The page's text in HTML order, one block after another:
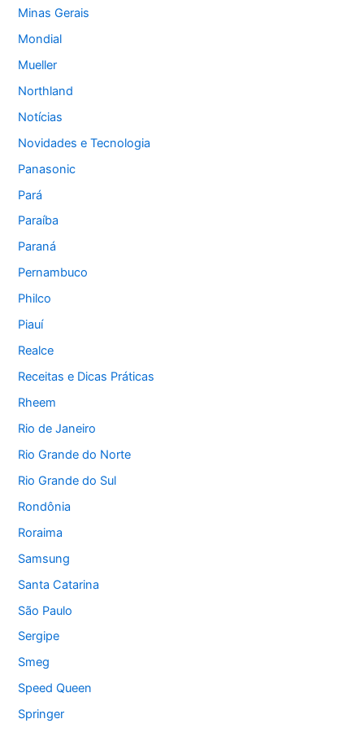
Minas Gerais
Mondial
Mueller
Northland
Notícias
Novidades e Tecnologia
Panasonic
Pará
Paraíba
Paraná
Pernambuco
Philco
Piauí
Realce
Receitas e Dicas Práticas
Rheem
Rio de Janeiro
Rio Grande do Norte
Rio Grande do Sul
Rondônia
Roraima
Samsung
Santa Catarina
São Paulo
Sergipe
Smeg
Speed Queen
Springer